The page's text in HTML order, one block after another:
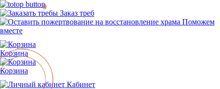
Заказ треб
Поможем
вместе
Корзина
Корзина
0
Кабинет